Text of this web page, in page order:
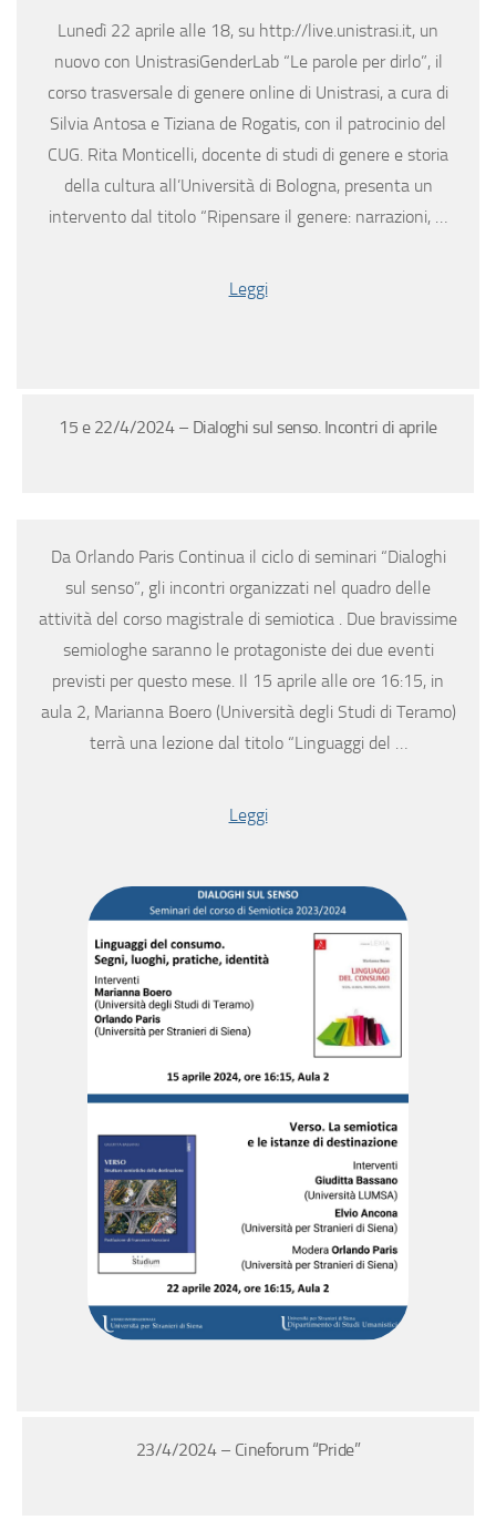
Lunedì 22 aprile alle 18, su http://live.unistrasi.it, un
nuovo con UnistrasiGenderLab “Le parole per dirlo”, il
corso trasversale di genere online di Unistrasi, a cura di
Silvia Antosa e Tiziana de Rogatis, con il patrocinio del
CUG. Rita Monticelli, docente di studi di genere e storia
della cultura all’Università di Bologna, presenta un
intervento dal titolo “Ripensare il genere: narrazioni, …
Leggi
15 e 22/4/2024 – Dialoghi sul senso. Incontri di aprile
Da Orlando Paris Continua il ciclo di seminari “Dialoghi
sul senso”, gli incontri organizzati nel quadro delle
attività del corso magistrale di semiotica . Due bravissime
semiologhe saranno le protagoniste dei due eventi
previsti per questo mese. Il 15 aprile alle ore 16:15, in
aula 2, Marianna Boero (Università degli Studi di Teramo)
terrà una lezione dal titolo “Linguaggi del …
Leggi
23/4/2024 – Cineforum “Pride”